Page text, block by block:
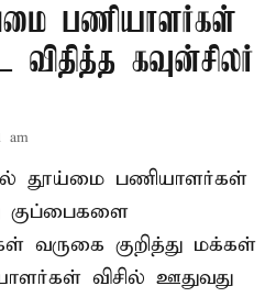
பணியாளர்கள்
கவுன்சிலர்
am
தூய்மை பணியாளர்கள்
குப்பைகளை
வருகை குறித்து மக்கள்
விசில் ஊதுவது